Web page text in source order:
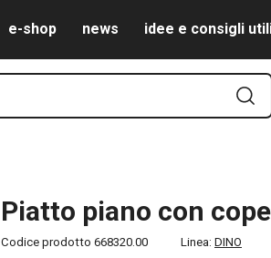
e-shop news idee e consigli
Piatto piano con
Codice prodotto 668320.00 Linea: DINO